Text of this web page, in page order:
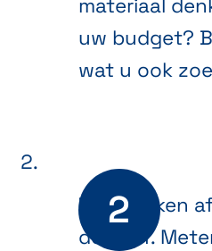
materiaal
uw budget?
wat u ook
We spreken
de werf.